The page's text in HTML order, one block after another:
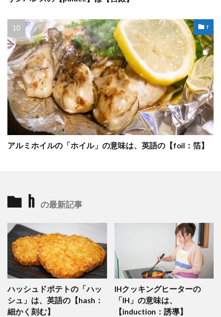
f
アルミホイルの「ホイル」の意味は、英語の【foil：箔】
h の最新記事
ハッシュドポテトの「ハッ
シュ」は、英語の【hash：
細かく刻む】
IHクッキングヒーターの
「IH」の意味は、
【induction：誘導】